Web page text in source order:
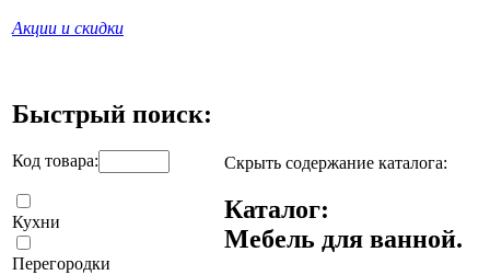
Акции и скидки
Быстрый поиск:
Код товара:
Кухни
Перегородки
Скрыть содержание каталога:
Каталог:
Мебель для ванной.